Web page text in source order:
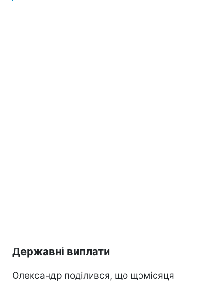
Державні виплати
Олександр поділився, що щомісяця